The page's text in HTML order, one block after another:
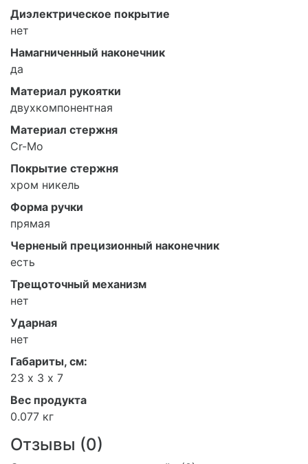
Диэлектрическое покрытие
нет
Намагниченный наконечник
да
Материал рукоятки
двухкомпонентная
Материал стержня
Cr-Mo
Покрытие стержня
хром никель
Форма ручки
прямая
Черненый прецизионный наконечник
есть
Трещоточный механизм
нет
Ударная
нет
Габариты, см:
23 х 3 х 7
Вес продукта
0.077 кг
Отзывы (0)